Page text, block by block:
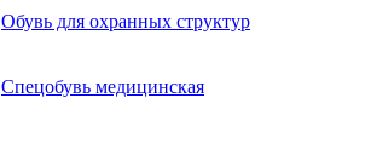
Обувь для охранных структур
Спецобувь медицинская